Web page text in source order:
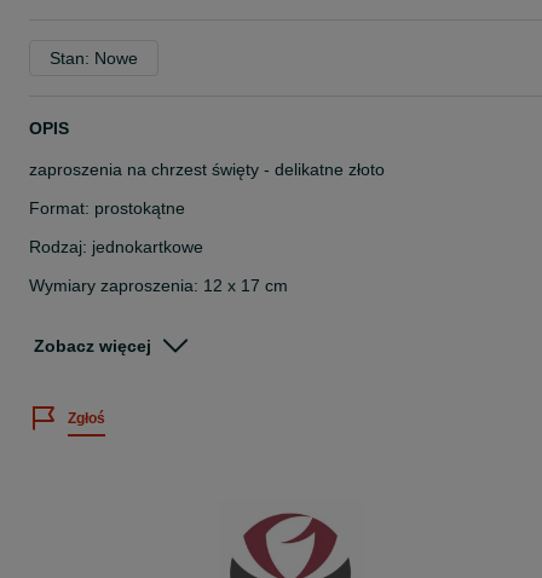
Stan: Nowe
OPIS
zaproszenia na chrzest święty - delikatne złoto
Format: prostokątne
Rodzaj: jednokartkowe
Wymiary zaproszenia: 12 x 17 cm
Koperta: biel
Zobacz więcej
Zgłoś